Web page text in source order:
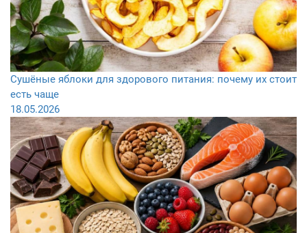
Сушёные яблоки для здорового питания: почему их стоит
есть чаще
18.05.2026